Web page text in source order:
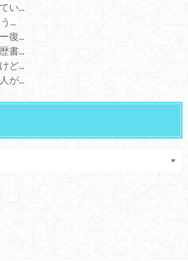
い...
...
復...
書...
ど...
が...